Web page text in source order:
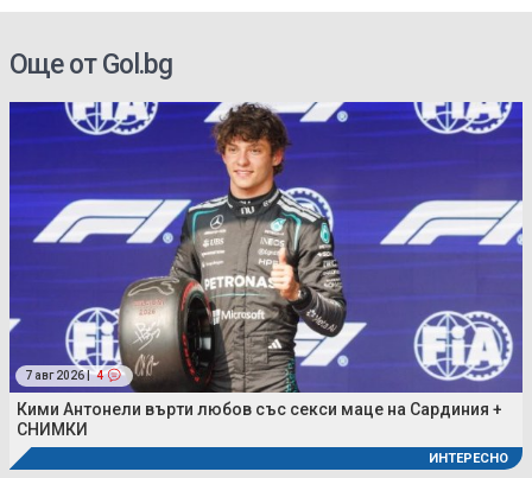
Още от Gol.bg
7 авг 2026 | 4
Кими Антонели върти любов със секси маце на Сардиния +
СНИМКИ
ИНТЕРЕСНО